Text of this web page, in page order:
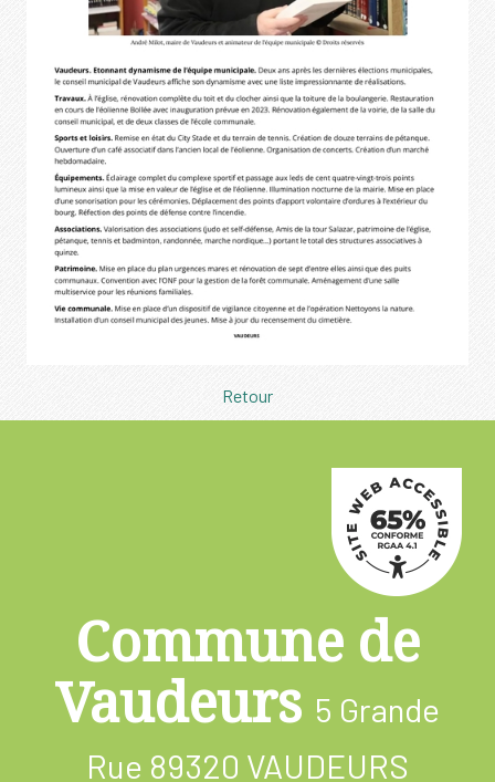
Retour
Commune de
Vaudeurs 5 Grande
Rue 89320 VAUDEURS